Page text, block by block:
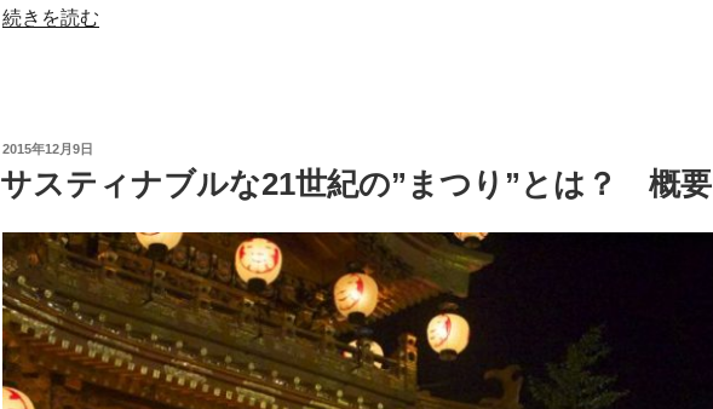
“2016
の
続きを読む
投
日:
2015年12月9日
サスティナブルな21世紀の”まつり”とは？ 概要